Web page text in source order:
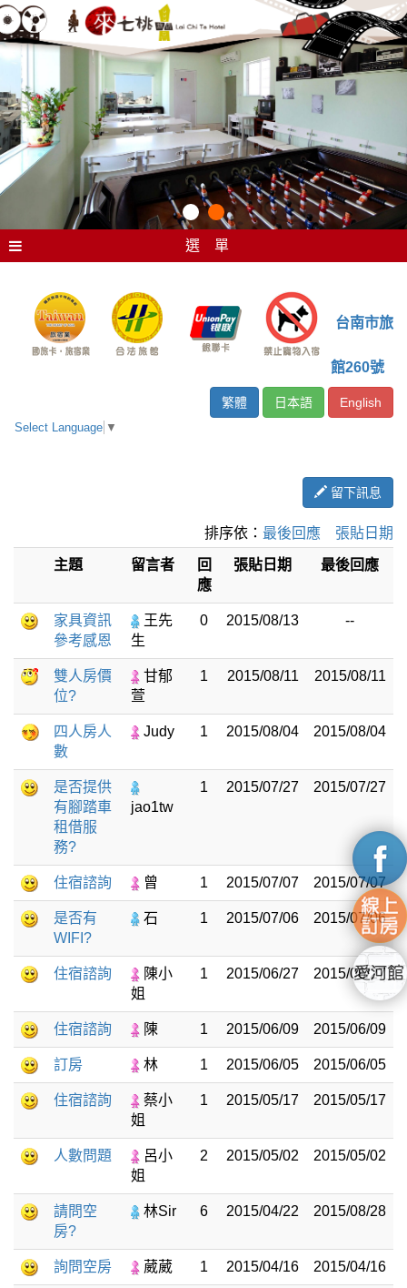
選 單
台南市旅
館260號
繁體 日本語 English
Select Language ▼
留下訊息
排序依： 最後回應 張貼日期
主題 留言者
回
應
張貼日期 最後回應
家具資訊
參考感恩
王先
生
0 2015/08/13 --
雙人房價
位?
甘郁
萱
1 2015/08/11 2015/08/11
四人房人
數
Judy 1 2015/08/04 2015/08/04
是否提供
有腳踏車
租借服
務?
jao1tw
1 2015/07/27 2015/07/27
住宿諮詢 曾 1 2015/07/07 2015/07/07
是否有
WIFI?
石 1 2015/07/06 2015/07/06
住宿諮詢
陳小
姐
1 2015/06/27 2015/06/27
住宿諮詢 陳 1 2015/06/09 2015/06/09
訂房 林 1 2015/06/05 2015/06/05
住宿諮詢
蔡小
姐
1 2015/05/17 2015/05/17
人數問題
呂小
姐
2 2015/05/02 2015/05/02
請問空
房?
林Sir 6 2015/04/22 2015/08/28
詢問空房 葳葳 1 2015/04/16 2015/04/16